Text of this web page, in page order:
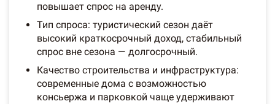
повышает спрос на аренду.
Тип спроса: туристический сезон даёт
высокий краткосрочный доход, стабильный
спрос вне сезона — долгосрочный.
Качество строительства и инфраструктура:
современные дома с возможностью
консьержа и парковкой чаще удерживают